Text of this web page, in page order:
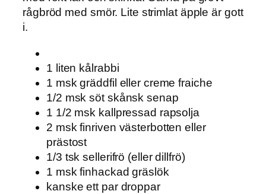
rågbröd med smör. Lite strimlat äpple är gott
i.
1 liten kålrabbi
1 msk gräddfil eller creme fraiche
1/2 msk söt skånsk senap
1 1/2 msk kallpressad rapsolja
2 msk finriven västerbotten eller
prästost
1/3 tsk sellerifrö (eller dillfrö)
1 msk finhackad gräslök
kanske ett par droppar